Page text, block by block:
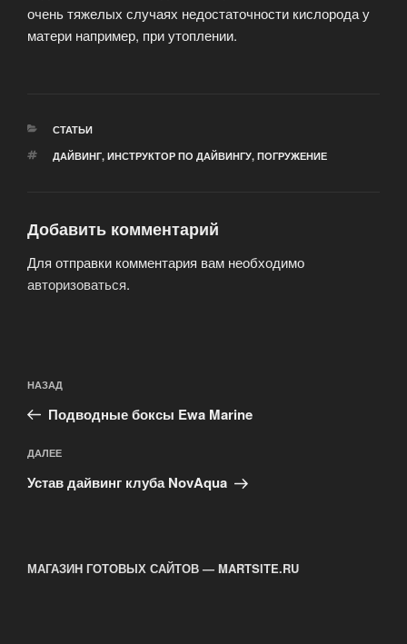
очень тяжелых случаях недостаточности кислорода у
матери например, при утоплении.
РУБРИКИ
СТАТЬИ
МЕТКИ
ДАЙВИНГ, ИНСТРУКТОР ПО ДАЙВИНГУ, ПОГРУЖЕНИЕ
Добавить комментарий
Для отправки комментария вам необходимо
авторизоваться.
по
записям
Предыдущая
запись:
НАЗАД
Подводные боксы Ewa Marine
Следующая
запись
ДАЛЕЕ
Устав дайвинг клуба NovAqua
МАГАЗИН ГОТОВЫХ САЙТОВ — MARTSITE.RU